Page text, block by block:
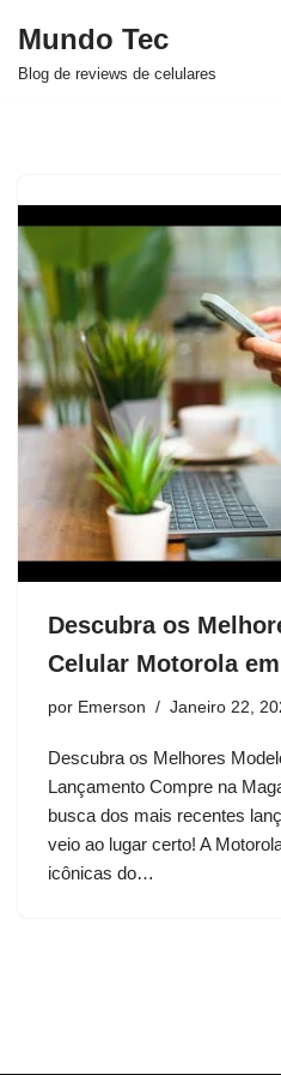
Avançar
Mundo Tec
Blog de reviews de celulares
Descubra os
Celular Motorola
por Emerson Janeiro 22,
Descubra os Melhores
Lançamento Compre na
busca dos mais recentes
veio ao lugar certo! A
icônicas do…